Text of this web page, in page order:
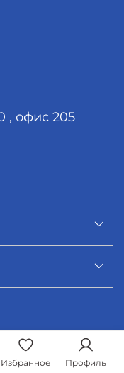
, офис 205
Избранное Профиль